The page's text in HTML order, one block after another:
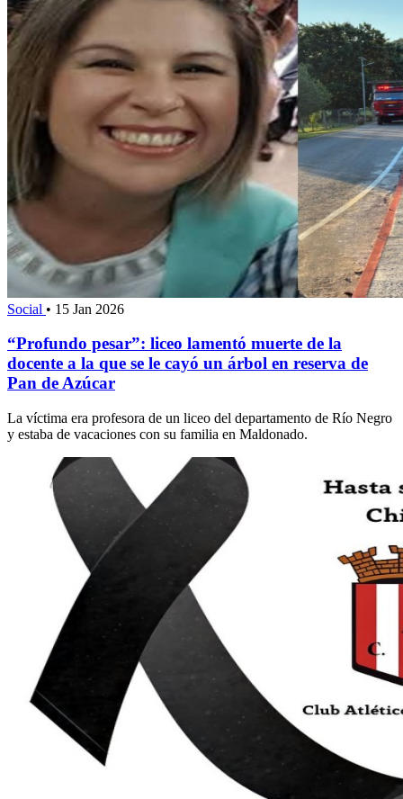
Social • 15 Jan 2026
“Profundo pesar”: liceo lamentó muerte de la
docente a la que se le cayó un árbol en reserva de
Pan de Azúcar
La víctima era profesora de un liceo del departamento de Río Negro
y estaba de vacaciones con su familia en Maldonado.